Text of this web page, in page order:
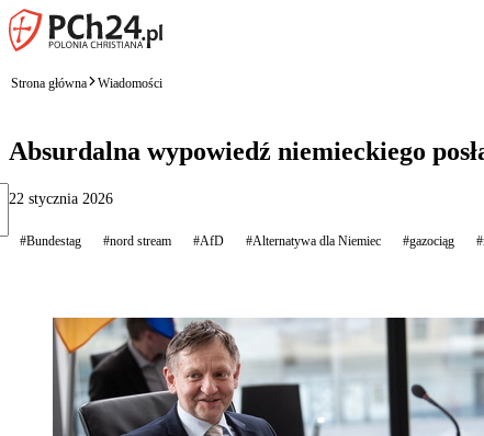
Strona główna Wiadomości
Absurdalna wypowiedź niemieckiego
22 stycznia 2026
#Bundestag #nord stream #AfD #Alternatywa dla Niemiec #gazociąg